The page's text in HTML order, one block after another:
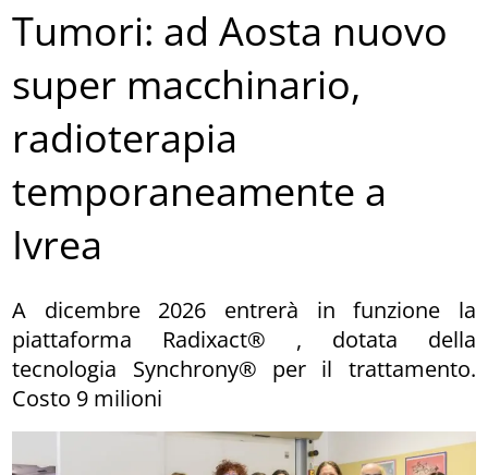
Tumori: ad Aosta nuovo
super macchinario,
radioterapia
temporaneamente a
Ivrea
A dicembre 2026 entrerà in funzione la
piattaforma Radixact® , dotata della
tecnologia Synchrony® per il trattamento.
Costo 9 milioni